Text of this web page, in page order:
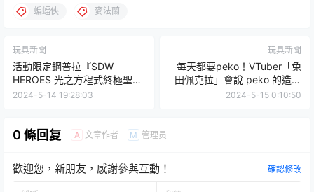
蝙蝠俠 麥法蘭
玩具新聞
活動限定鋼普拉『SDW
HEROES 光之方程式終極聖龍
［透明配色］』即將於鋼彈基
2024-5-14 19:28:03
玩具新聞
每天都要peko！VTuber「兔
田佩克拉」會說 peko 的造型
一卡通 開始預購！
2024-5-15 0:10:50
0 條回复 A 文章作者 M 管理员
歡迎您，新朋友，感謝參與互動！ 確認修改